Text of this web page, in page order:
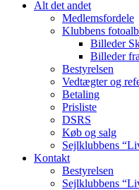
Alt det andet
Medlemsfordele
Klubbens
Billeder
Billeder
Bestyrelsen
Vedtægter og
Betaling
Prisliste
DSRS
Køb og salg
Sejlklubbens
Kontakt
Bestyrelsen
Sejlklubbens